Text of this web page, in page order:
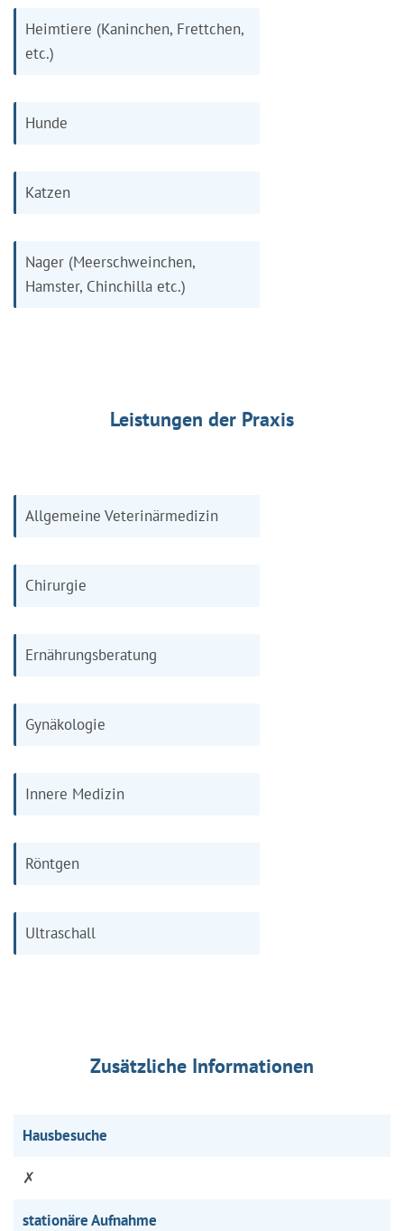
Heimtiere (Kaninchen, Frettchen,
etc.)
Hunde
Katzen
Nager (Meerschweinchen,
Hamster, Chinchilla etc.)
Leistungen der Praxis
Allgemeine Veterinärmedizin
Chirurgie
Ernährungsberatung
Gynäkologie
Innere Medizin
Röntgen
Ultraschall
Zusätzliche Informationen
Hausbesuche
✗
stationäre Aufnahme